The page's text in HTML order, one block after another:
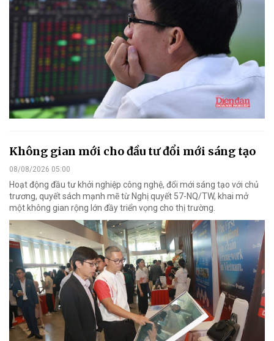
Không gian mới cho đầu tư đổi mới sáng tạo
08/08/2026 05:00
Hoạt động đầu tư khởi nghiệp công nghệ, đổi mới sáng tạo với chủ
trương, quyết sách mạnh mẽ từ Nghị quyết 57-NQ/TW, khai mở
một không gian rộng lớn đầy triển vọng cho thị trường.